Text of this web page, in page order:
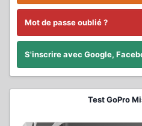
Mot de passe oublié ?
S'inscrire avec Google,
Test GoPro